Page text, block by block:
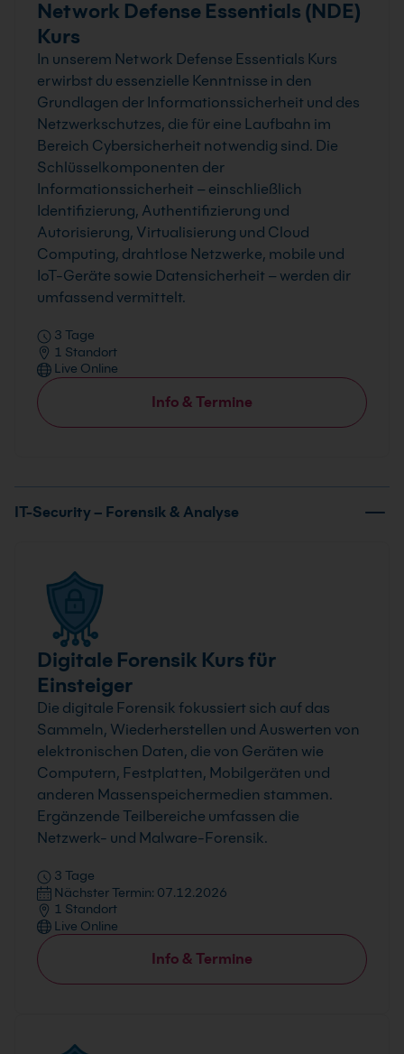
Network Defense Essentials (NDE)
Kurs
In unserem Network Defense Essentials Kurs
erwirbst du essenzielle Kenntnisse in den
Grundlagen der Informationssicherheit und des
Netzwerkschutzes, die für eine Laufbahn im
Bereich Cybersicherheit notwendig sind. Die
Schlüsselkomponenten der
Informationssicherheit – einschließlich
Identifizierung, Authentifizierung und
Autorisierung, Virtualisierung und Cloud
Computing, drahtlose Netzwerke, mobile und
IoT-Geräte sowie Datensicherheit – werden dir
umfassend vermittelt.
3 Tage
1 Standort
Live Online
Info & Termine
IT-Security – Forensik & Analyse
Digitale Forensik Kurs für
Einsteiger
Die digitale Forensik fokussiert sich auf das
Sammeln, Wiederherstellen und Auswerten von
elektronischen Daten, die von Geräten wie
Computern, Festplatten, Mobilgeräten und
anderen Massenspeichermedien stammen.
Ergänzende Teilbereiche umfassen die
Netzwerk- und Malware-Forensik.
3 Tage
Nächster Termin: 07.12.2026
1 Standort
Live Online
Info & Termine